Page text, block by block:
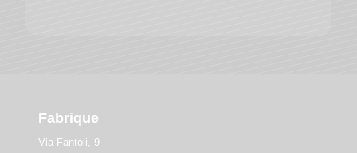
Fabrique
Via Fantoli, 9